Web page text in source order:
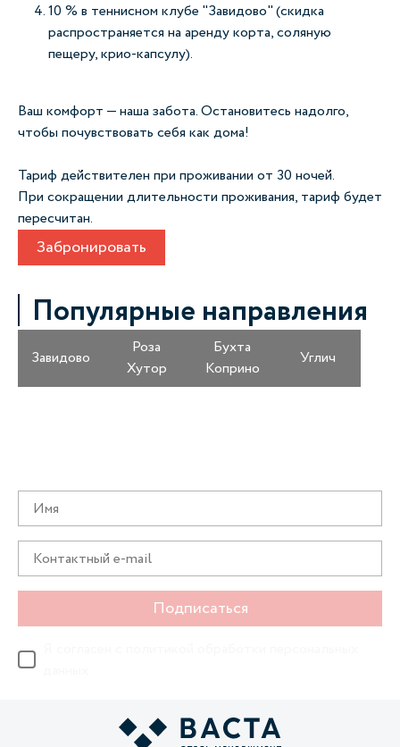
10 % в теннисном клубе "Завидово" (скидка
распространяется на аренду корта, соляную
пещеру, крио-капсулу).
Ваш комфорт — наша забота. Остановитесь надолго,
чтобы почувствовать себя как дома!
Тариф действителен при проживании от 30 ночей.
При сокращении длительности проживания, тариф будет
пересчитан.
Забронировать
Популярные направления
Завидово
Роза
Хутор
Бухта
Коприно
Углич
Подписаться